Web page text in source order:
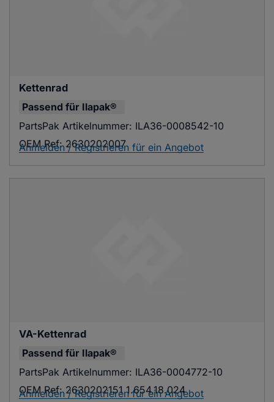
Kettenrad
Passend für Ilapak®
PartsPak Artikelnummer: ILA36-0008542-10
OEM Ref: 2630202007
Anmelden / Registrieren für ein Angebot
VA-Kettenrad
Passend für Ilapak®
PartsPak Artikelnummer: ILA36-0004772-10
OEM Ref: 2630202151 1.654.18.024
Anmelden / Registrieren für ein Angebot